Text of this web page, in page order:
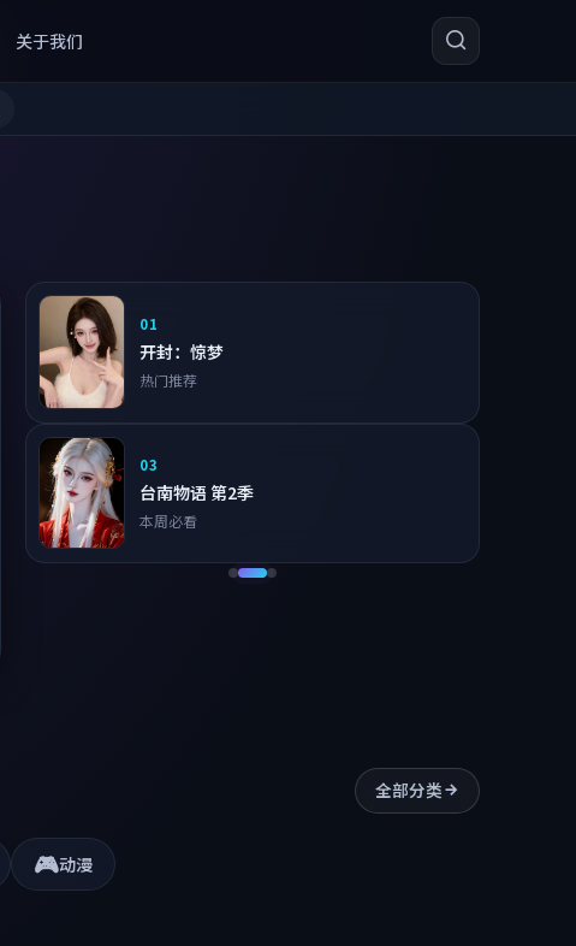
关于我们
01
开封：惊梦
热门推荐
03
台南物语 第2季
本周必看
全部分类
🎮动漫